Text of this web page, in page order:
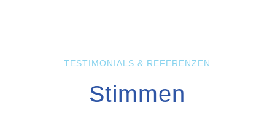
TESTIMONIALS & REFERENZEN
Stimmen